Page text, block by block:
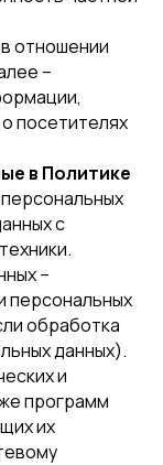
отношении
–
посетителях
в Политике
с
–
персональных
обработка
данных).
и
программ
их